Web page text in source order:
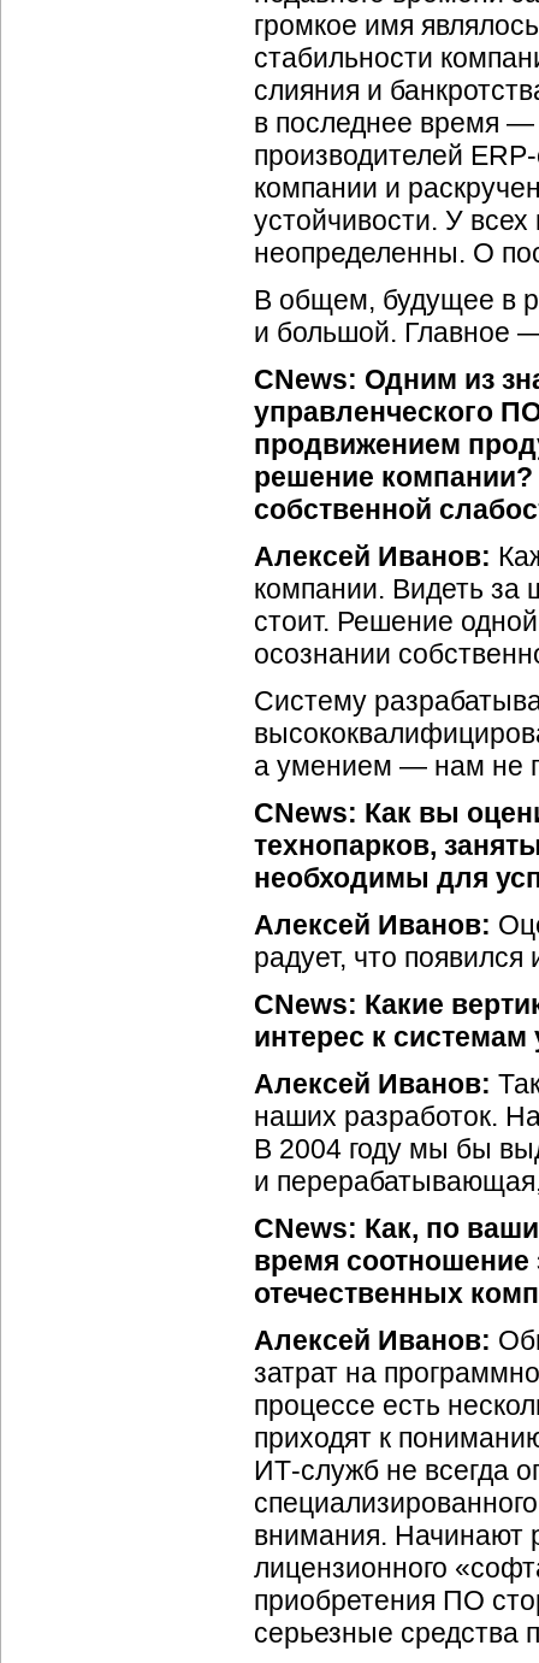
громкое имя
стабильности
слияния и
в последнее время
производителей
компании и
устойчивости. У
неопределенны. О
В общем, будущее в
и большой. Главное
CNews: Одним из
управленческого
продвижением
решение компании?
собственной
Алексей Иванов:
компании. Видеть
стоит. Решение
осознании
Систему
а умением — нам не
CNews: Как вы
технопарков,
необходимы для
Алексей Иванов:
радует, что
CNews: Какие
интерес к системам
Алексей Иванов:
наших разработок.
В 2004 году мы бы
и
CNews: Как, по
время соотношение
отечественных
Алексей Иванов:
затрат на
процессе есть
приходят к
ИТ-служб не всегда
внимания. Начинают
лицензионного
приобретения ПО
серьезные средства